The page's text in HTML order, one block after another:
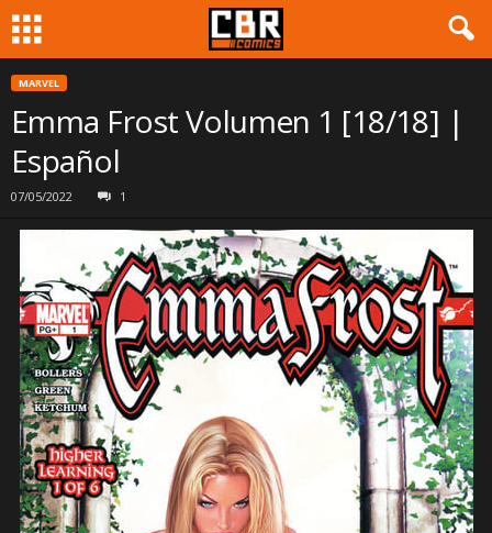
MARVEL
Emma Frost Volumen 1 [18/18] |
Español
07/05/2022 1